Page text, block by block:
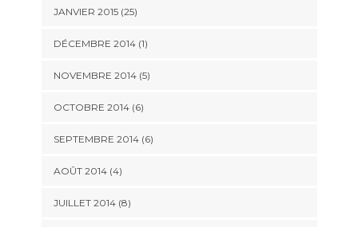
JANVIER 2015 (25)
DÉCEMBRE 2014 (1)
NOVEMBRE 2014 (5)
OCTOBRE 2014 (6)
SEPTEMBRE 2014 (6)
AOÛT 2014 (4)
JUILLET 2014 (8)